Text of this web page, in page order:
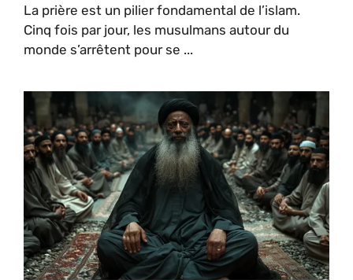
La prière est un pilier fondamental de l’islam.
Cinq fois par jour, les musulmans autour du
monde s’arrêtent pour se ...